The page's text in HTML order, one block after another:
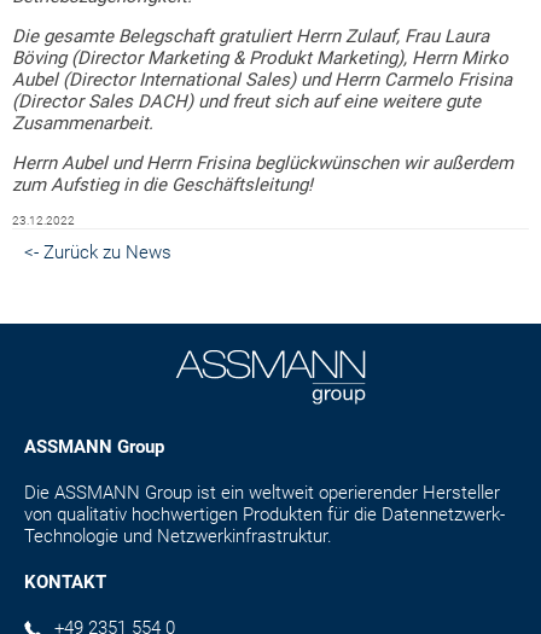
Die gesamte Belegschaft gratuliert Herrn Zulauf, Frau Laura
Böving (Director Marketing & Produkt Marketing), Herrn Mirko
Aubel (Director International Sales) und Herrn Carmelo Frisina
(Director Sales DACH) und freut sich auf eine weitere gute
Zusammenarbeit.
Herrn Aubel und Herrn Frisina beglückwünschen wir außerdem
zum Aufstieg in die Geschäftsleitung!
23.12.2022
<- Zurück zu News
ASSMANN Group
Die ASSMANN Group ist ein weltweit operierender Hersteller
von qualitativ hochwertigen Produkten für die Datennetzwerk-
Technologie und Netzwerkinfrastruktur.
KONTAKT
+49 2351 554 0